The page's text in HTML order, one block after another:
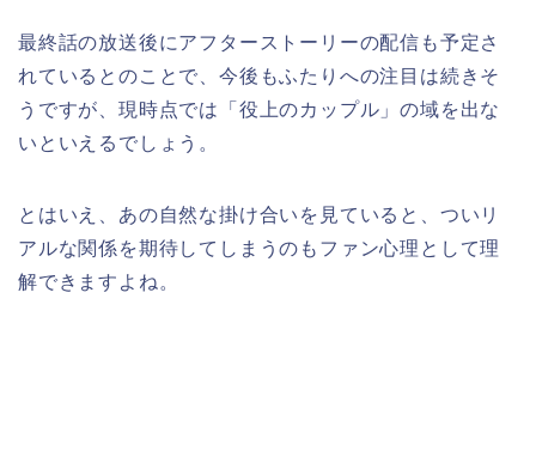
最終話の放送後にアフターストーリーの配信も予定さ
れているとのことで、今後もふたりへの注目は続きそ
うですが、現時点では「役上のカップル」の域を出な
いといえるでしょう。
とはいえ、あの自然な掛け合いを見ていると、ついリ
アルな関係を期待してしまうのもファン心理として理
解できますよね。